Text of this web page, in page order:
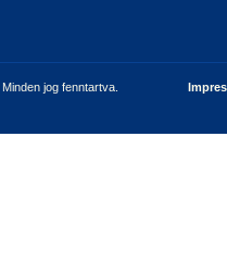
jog fenntartva.